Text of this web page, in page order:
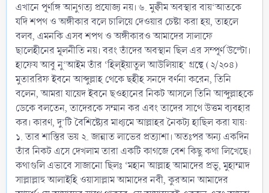
এখানে পূর্ণাঙ্গ আনুগত্য প্রযোজ্য নয়। ৬. মুক্বীম অবস্থার বায়‘আতকে
যদি শপথ ও অঙ্গীকার বলে চালিয়ে দেওয়ার চেষ্টা করা হয়, তাহলে
বলব, এমনকি এসব শপথ ও অঙ্গীকারও আমাদের সালাফে
ছালেহীনের মূলনীতি নয়। বরং তাঁদের অবস্থান ছিল এর সম্পূর্ণ উল্টো।
হাফেয আবু নু‘আইম তাঁর ‘হিল্‌ইয়াতুল আউলিয়াহ’ গ্রন্থে (২/২০৪)
মুতাররিফ ইবনে আব্দুল্লাহ থেকে ছহীহ সনদে বর্ণনা করেন, তিনি
বলেন, আমরা যায়েদ ইবনে ছওহানের নিকট আসলে তিনি আব্দুল্লাহকে
ডেকে বলতেন, তাদেরকে সম্মান কর এবং তাদের সাথে উত্তম ব্যবহার
কর। কারণ, দু’টি বৈশিষ্ট্যের মাধ্যমে আল্লাহর নৈকট্য হাছিল করা যায়:
১. তার শাস্তির ভয় ২. জান্নাত লাভের প্রত্যাশা। অতঃপর অন্য একদিন
তাঁর নিকট এসে দেখলাম তারা একটি কাগজে বেশ কিছু কথা লিখেছে।
কথাগুলি এভাবে সাজানো ছিলঃ ‘মহান আল্লাহ আমাদের প্রভূ, মুহাম্মাদ
সাল্লাল্লাহু আলাইহি ওয়াসাল্লাম আমাদের নবী, কুরআন আমাদের